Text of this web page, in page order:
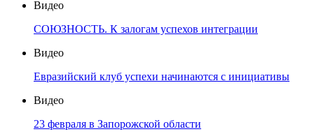
Видео
СОЮЗНОСТЬ. К залогам успехов интеграции
Видео
Евразийский клуб успехи начинаются с инициативы
Видео
23 февраля в Запорожской области